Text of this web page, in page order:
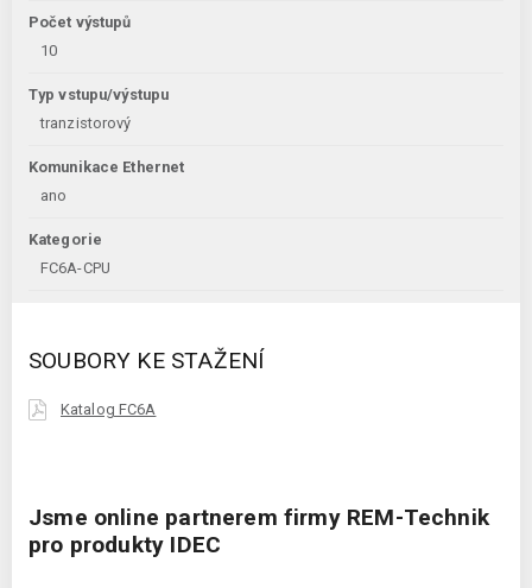
Počet výstupů
10
Typ vstupu/výstupu
tranzistorový
Komunikace Ethernet
ano
Kategorie
FC6A-CPU
SOUBORY KE STAŽENÍ
Katalog FC6A
Jsme online partnerem firmy REM-Technik
pro produkty IDEC